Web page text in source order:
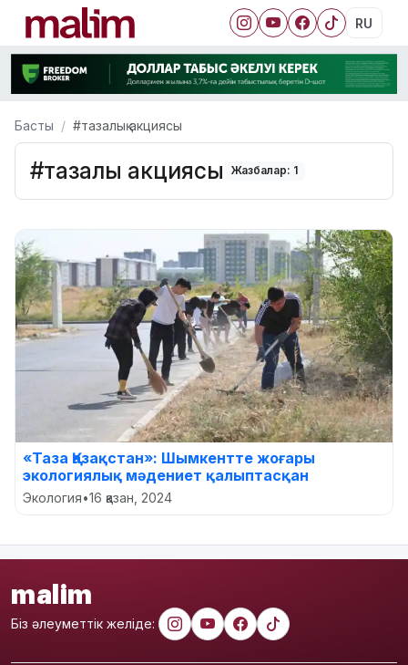
RU
Басты #тазалық акциясы
#тазалық акциясы Жазбалар: 1
«Таза Қазақстан»: Шымкентте жоғары
экологиялық мәдениет қалыптасқан
Экология•16 қазан, 2024
malim
Біз әлеуметтік желіде: